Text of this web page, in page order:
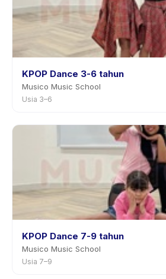
KPOP Dance 3-6 tahun
Musico Music School
Usia 3–6
KPOP Dance 7-9 tahun
Musico Music School
Usia 7–9